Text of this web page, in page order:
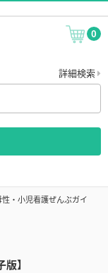
0
詳細検索
性・小児看護ぜんぶガイ
】